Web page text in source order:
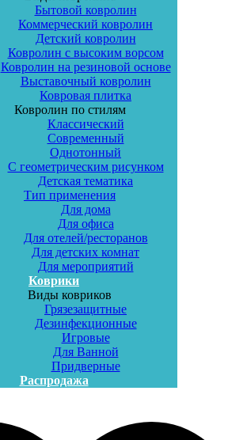
Бытовой ковролин
Коммерческий ковролин
Детский ковролин
Ковролин с высоким ворсом
Ковролин на резиновой основе
Выставочный ковролин
Ковровая плитка
Ковролин по стилям
Классический
Современный
Однотонный
С геометрическим рисунком
Детская тематика
Тип применения
Для дома
Для офиса
Для отелей/ресторанов
Для детских комнат
Для мероприятий
Коврики
Виды ковриков
Грязезащитные
Дезинфекционные
Игровые
Для Ванной
Придверные
Распродажа